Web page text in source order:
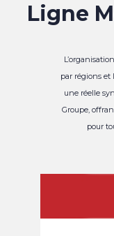
Ligne
par régions et
une réelle
Groupe,
pour